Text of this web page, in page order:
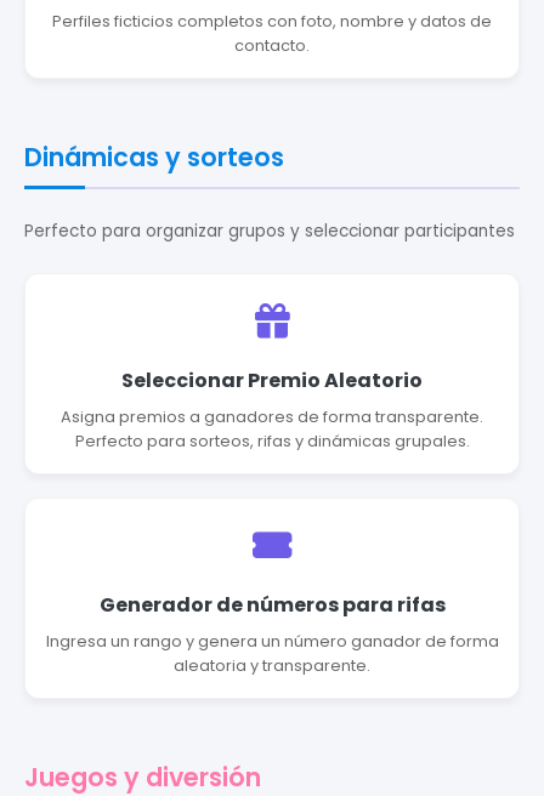
Perfiles ficticios completos con foto, nombre y datos de
contacto.
Dinámicas y sorteos
Perfecto para organizar grupos y seleccionar participantes
Seleccionar Premio Aleatorio
Asigna premios a ganadores de forma transparente.
Perfecto para sorteos, rifas y dinámicas grupales.
Generador de números para rifas
Ingresa un rango y genera un número ganador de forma
aleatoria y transparente.
Juegos y diversión